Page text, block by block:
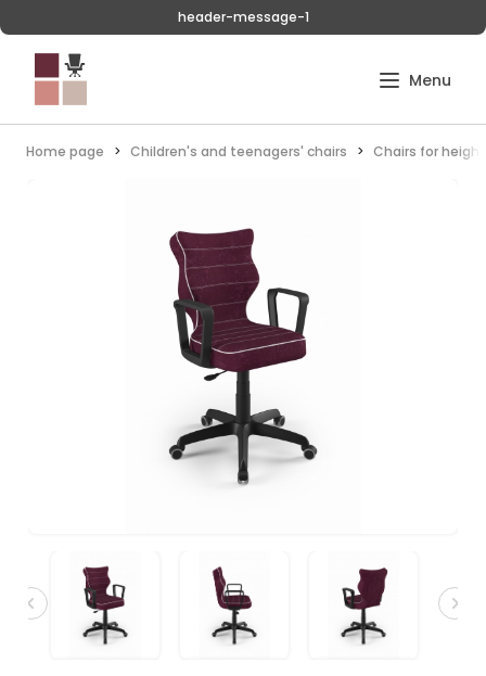
header-message-1
Home page Children's and teenagers' chairs Chairs for